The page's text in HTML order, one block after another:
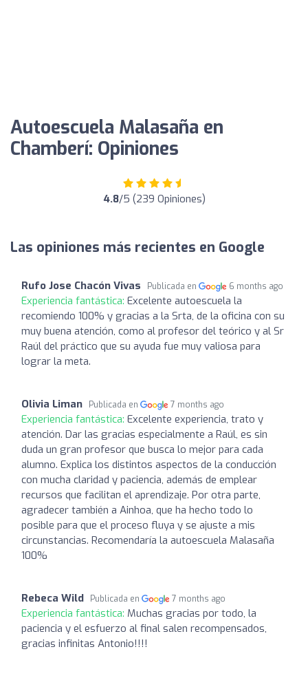
Autoescuela Malasaña en
Chamberí: Opiniones
4.8/5 (239 Opiniones)
Las opiniones más recientes en Google
Rufo Jose Chacón Vivas Publicada en 6 months ago
Experiencia fantástica: Excelente autoescuela la
recomiendo 100% y gracias a la Srta, de la oficina con su
muy buena atención, como al profesor del teórico y al Sr
Raúl del práctico que su ayuda fue muy valiosa para
lograr la meta.
Olivia Liman Publicada en 7 months ago
Experiencia fantástica: Excelente experiencia, trato y
atención. Dar las gracias especialmente a Raúl, es sin
duda un gran profesor que busca lo mejor para cada
alumno. Explica los distintos aspectos de la conducción
con mucha claridad y paciencia, además de emplear
recursos que facilitan el aprendizaje. Por otra parte,
agradecer también a Ainhoa, que ha hecho todo lo
posible para que el proceso fluya y se ajuste a mis
circunstancias. Recomendaría la autoescuela Malasaña
100%
Rebeca Wild Publicada en 7 months ago
Experiencia fantástica: Muchas gracias por todo, la
paciencia y el esfuerzo al final salen recompensados,
gracias infinitas Antonio!!!!